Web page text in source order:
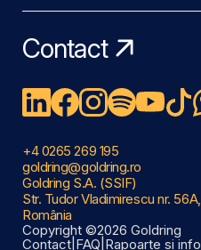
Contact
+4 0265 269 195
goldring@goldring.ro
Goldring S.A. (SSIF)
Str. Tudor Vladimirescu nr.
România
Copyright ©2026 Goldring
Contact FAQ Rapoarte și